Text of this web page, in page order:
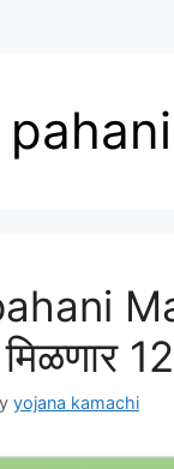
yojana kamachi